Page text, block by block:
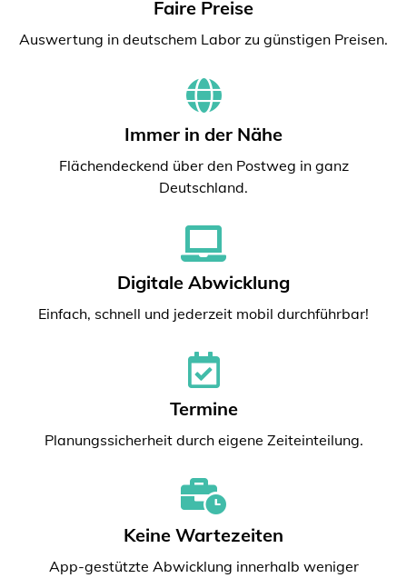
Faire Preise
Auswertung in deutschem Labor zu günstigen Preisen.
Immer in der Nähe
Flächendeckend über den Postweg in ganz
Deutschland.
Digitale Abwicklung
Einfach, schnell und jederzeit mobil durchführbar!
Termine
Planungssicherheit durch eigene Zeiteinteilung.
Keine Wartezeiten
App-gestützte Abwicklung innerhalb weniger